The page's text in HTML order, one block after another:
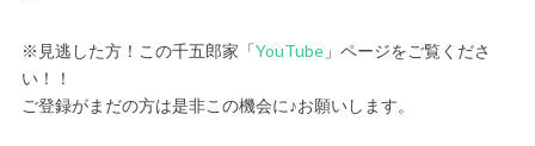
※見逃した方！この千五郎家「YouTube」ページをご覧くださ
い！！
ご登録がまだの方は是非この機会に♪お願いします。